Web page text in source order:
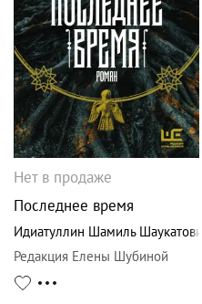
Нет в продаже
Последнее время
Идиатуллин Шамиль Шаукатович
Редакция Елены Шубиной